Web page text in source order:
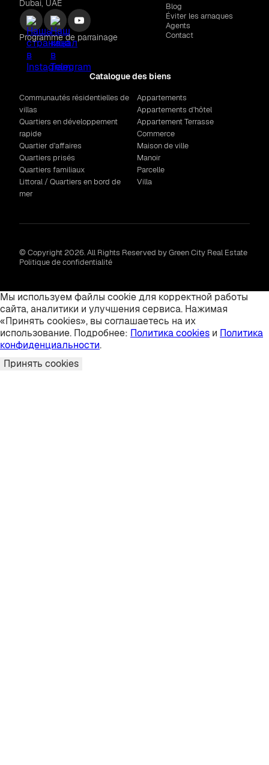
Dubai, UAE
Programme de parrainage
Blog
Éviter les arnaques
Agents
Contact
Catalogue des biens
Communautés résidentielles de
villas
Quartiers en développement
rapide
Quartier d'affaires
Quartiers prisés
Quartiers familiaux
Littoral / Quartiers en bord de
mer
Appartements
Appartements d'hôtel
Appartement Terrasse
Commerce
Maison de ville
Manoir
Parcelle
Villa
© Copyright 2026. All Rights Reserved by Green City Real Estate
Politique de confidentialité
Мы используем файлы cookie для корректной работы
сайта, аналитики и улучшения сервиса. Нажимая
«Принять cookies», вы соглашаетесь на их
использование. Подробнее: Политика cookies и Политика
конфиденциальности.
Принять cookies